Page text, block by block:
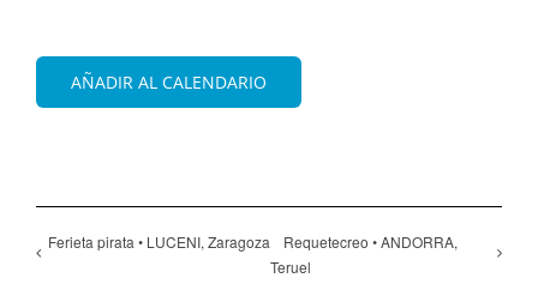
AÑADIR AL CALENDARIO
Ferieta pirata • LUCENI, Zaragoza
Requetecreo • ANDORRA,
Teruel